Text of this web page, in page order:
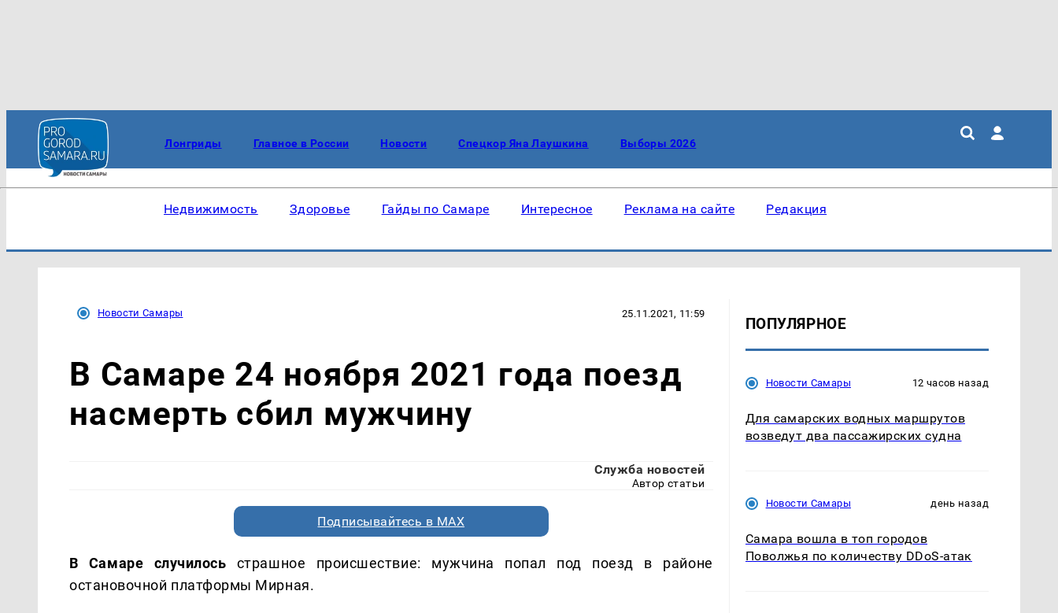
Лонгриды Главное в России Новости Спецкор Яна Лаушкина Выборы 2026
Недвижимость Здоровье Гайды по Самаре Интересное Реклама на сайте Редакция
Новости Самары 25.11.2021, 11:59
В Самаре 24 ноября 2021 года поезд
насмерть сбил мужчину
Служба новостей
Автор статьи
Подписывайтесь в MAX
В Самаре случилось страшное происшествие: мужчина попал под поезд в районе
остановочной платформы Мирная.
ПОПУЛЯРНОЕ
Новости Самары 12 часов назад
Для самарских водных маршрутов
возведут два пассажирских судна
Новости Самары день назад
Самара вошла в топ городов
Поволжья по количеству DDoS-атак